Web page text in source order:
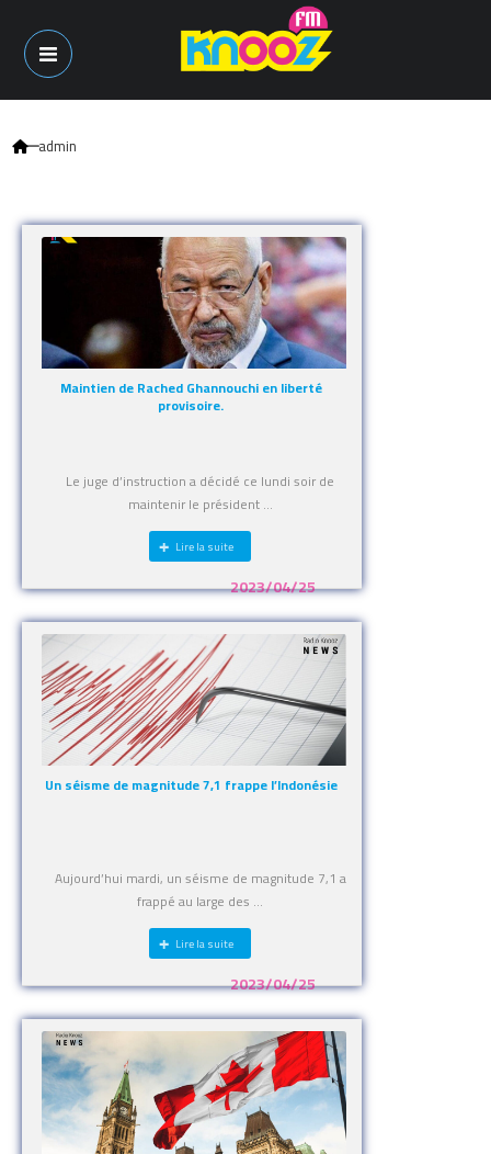
admin
Maintien de Rached Ghannouchi en liberté
provisoire.
2023/04/25
Le juge d’instruction a décidé ce lundi soir de
maintenir le président ...
Lire la suite
Un séisme de magnitude 7,1 frappe l’Indonésie
2023/04/25
Aujourd’hui mardi, un séisme de magnitude 7,1 a
frappé au large des ...
Lire la suite